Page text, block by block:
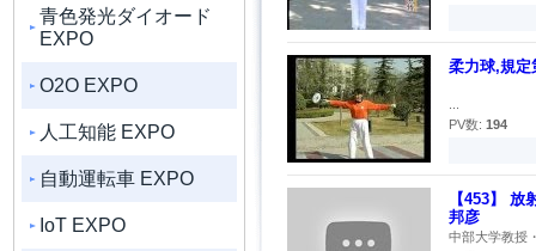
青色発光ダイオード
EXPO
O2O EXPO
人工知能 EXPO
自動運転車 EXPO
IoT EXPO
柔力球,規定
PV数: 194
【453】
邦彦
中部大学教授